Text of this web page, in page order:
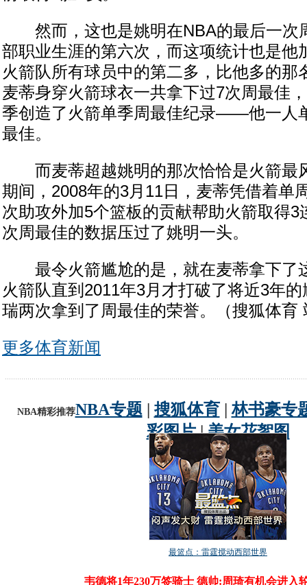
然而，这也是姚明在NBA的最后一次
部职业生涯的第六次，而这项统计也是他
火箭队所有球员中的第二多，比他多的那
麦蒂身穿火箭球衣一共拿下过7次周最佳
季创造了火箭单季周最佳纪录——他一人
最佳。
而麦蒂超越姚明的那次恰恰是火箭最
期间，2008年的3月11日，麦蒂凭借着单
次助攻外加5个篮板的贡献帮助火箭取得3
次周最佳的数据压过了姚明一头。
最令火箭尴尬的是，就在麦蒂拿下了
火箭队直到2011年3月才打破了将近3年
瑞两次拿到了周最佳的荣誉。（搜狐体育
更多体育新闻